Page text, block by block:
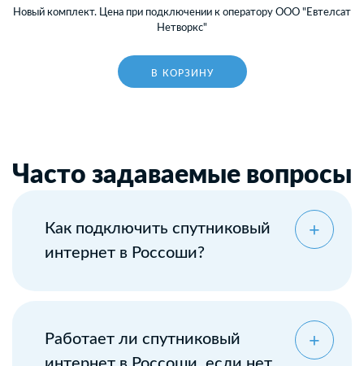
Новый комплект. Цена при подключении к оператору ООО "Евтелсат
Нетворкс"
В КОРЗИНУ
Часто задаваемые вопросы
Как подключить спутниковый
интернет в Россоши?
Работает ли спутниковый